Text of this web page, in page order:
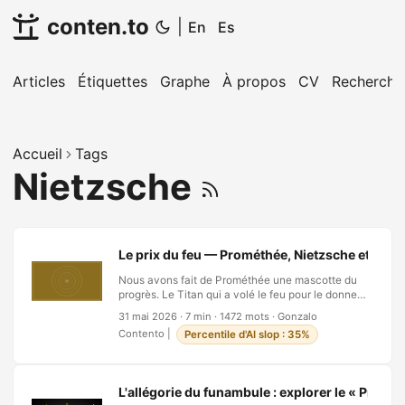
conten.to En Es
Articles Étiquettes Graphe À propos CV
Accueil Tags
Nietzsche
Le prix du feu — Prométhée, Nietzsche et le
Nous avons fait de Prométhée une mascotte du
progrès. Le Titan qui a volé le feu pour le donner
à une humanité grelottante prête aujourd’hui son
nom à des prix, des fondations, des fusées—à
tout ce qui veut sonner audacieux. Mais le mythe
foie par un aigle chaque jour, et il repousse
31 mai 2026 · 7 min · 1472 mots · Gonzalo
Contento
Percentile d'AI slop : 35%
L'allégorie du funambule : explorer le «